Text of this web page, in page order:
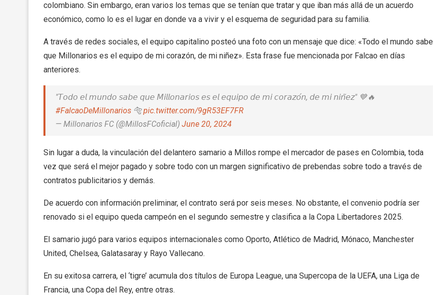
colombiano. Sin embargo, eran varios los temas que se tenían que tratar y que iban más allá de un acuerdo
económico, como lo es el lugar en donde va a vivir y el esquema de seguridad para su familia.
A través de redes sociales, el equipo capitalino posteó una foto con un mensaje que dice: «Todo el mundo sabe
que Millonarios es el equipo de mi corazón, de mi niñez». Esta frase fue mencionada por Falcao en días
anteriores.
"𝘛𝘰𝘥𝘰 𝘦𝘭 𝘮𝘶𝘯𝘥𝘰 𝘴𝘢𝘣𝘦 𝘲𝘶𝘦 𝘔𝘪𝘭𝘭𝘰𝘯𝘢𝘳𝘪𝘰𝘴 𝘦𝘴 𝘦𝘭 𝘦𝘲𝘶𝘪𝘱𝘰 𝘥𝘦 𝘮𝘪 𝘤𝘰𝘳𝘢𝘻𝘰́𝘯, 𝘥𝘦 𝘮𝘪 𝘯𝘪𝘯̃𝘦𝘻" 💙🔥
#FalcaoDeMillonarios 🐅pic.twitter.com/9gR53EF7FR
— Millonarios FC (@MillosFCoficial) June 20, 2024
Sin lugar a duda, la vinculación del delantero samario a Millos rompe el mercador de pases en Colombia, toda
vez que será el mejor pagado y sobre todo con un margen significativo de prebendas sobre todo a través de
contratos publicitarios y demás.
De acuerdo con información preliminar, el contrato será por seis meses. No obstante, el convenio podría ser
renovado si el equipo queda campeón en el segundo semestre y clasifica a la Copa Libertadores 2025.
El samario jugó para varios equipos internacionales como Oporto, Atlético de Madrid, Mónaco, Manchester
United, Chelsea, Galatasaray y Rayo Vallecano.
En su exitosa carrera, el ‘tigre’ acumula dos títulos de Europa League, una Supercopa de la UEFA, una Liga de
Francia, una Copa del Rey, entre otras.